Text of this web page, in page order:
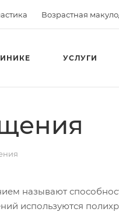
Возрастная
УСЛУГИ
называют
используются